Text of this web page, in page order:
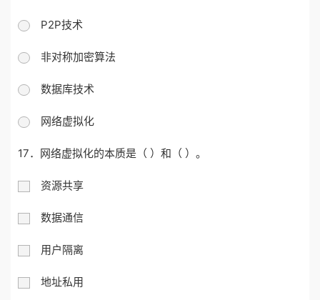
P2P技术
非对称加密算法
数据库技术
网络虚拟化
17．网络虚拟化的本质是（ ）和（ ）。
资源共享
数据通信
用户隔离
地址私用